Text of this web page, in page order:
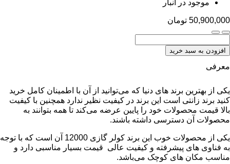
موجود در انبار
50,900,000 تومان
افزودن به سبد خرید
معرفی
یکی از بهترین برند های دنیا که می‌توانید از آن با اطمینان کامل خرید
کنید برند زانتی است این برند در کیفیت نظیر ندارد همچنین با کیفیت
بالا قیمت محصولات خود را پایین عرضه می‌کند تا همه بتوانند به
محصولات آن دسترسی داشته باشند.
یکی از محصولات خوب این برند کولر گازی 12000 آن است که با توجه
به فناوی های پیشرفته و کیفیت عالی قیمت بسیار مناسبی دارد و
مناسب مکان های کوچک می‌باشد.